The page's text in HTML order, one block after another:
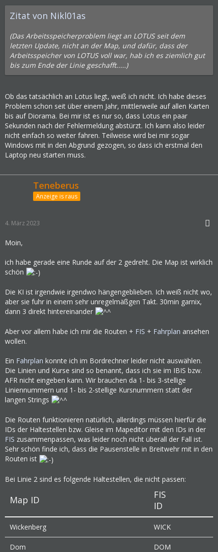
Zitat von Nikl01as
(Das Arbeitsspeicherproblem liegt an LOTUS seit dem
letzten Update, nicht an der Map, und dafür, dass der
Arbeitsspeicher von LOTUS voll war, hab ich es ziemlich gut
bis zum Ende der Linie geschafft.....)
Ob das tatsächlich an Lotus liegt, weiß ich nicht. Ich habe dieses
Problem schon seit über einem Jahr, mittlerweile auf allen Karten
bis auf Diorama. Bei mir ist es nur so, dass Lotus ein paar
Sekunden nach der Fehlermeldung abstürzt. Ich kann also leider
nicht einfach so weiter fahren. Teilweise wird bei mir sogar
Windows mit in den Abgrund gezogen, so dass ich erstmal den
Laptop neu starten muss.
Teneberus
Anzeige is raus
4. März 2023
Moin,
ich habe gerade eine Runde auf der 2 gedreht. Die Map ist wirklich
schön
Die KI ist irgendwie irgendwo hängengeblieben. Ich weiß nicht wo,
aber sie fuhr in einem sehr unregelmäßgen Takt. 30min garnix,
dann 3 direkt hintereinander
Aber vor allem habe ich mir die Routen + FIS + Fahrplan ansehen
wollen.
Ein Fahrplan konnte ich im Bordrechner leider nicht auswählen.
Die Linien und Kurse sind so benannt, dass ich sie im IBIS bzw.
AFR nicht eingeben kann. Wir brauchen da 1- bis 3-stellige
Liniennummern und 1- bis 2-stellige Kursnummern statt der
langen Strings
Die Routen funktionieren natürlich, allerdings müssen hierfür die
IDs der Haltestellen bzw. Gleise im Mapeditor mit den IDs in der
FIS zusammenpassen, was leider noch nicht überall der Fall ist.
Sehr schön finde ich, dass die Pausenstelle in Breitwehr mit in den
Routen ist
Bei Linie 2 sind es folgende Haltestellen, die nicht passen:
Map ID
FIS
ID
Wickenberg WICK
Dom DOM